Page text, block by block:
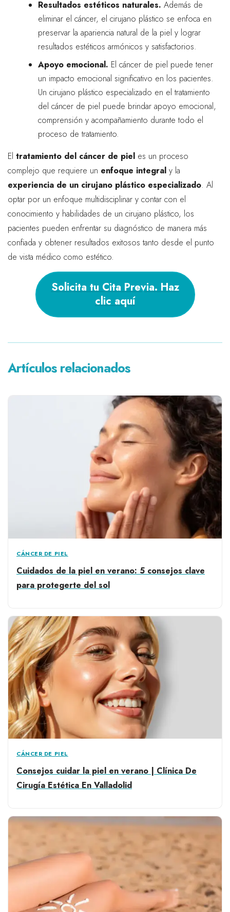
Resultados estéticos naturales. Además de
eliminar el cáncer, el cirujano plástico se enfoca en
preservar la apariencia natural de la piel y lograr
resultados estéticos armónicos y satisfactorios.
Apoyo emocional. El cáncer de piel puede tener
un impacto emocional significativo en los pacientes.
Un cirujano plástico especializado en el tratamiento
del cáncer de piel puede brindar apoyo emocional,
comprensión y acompañamiento durante todo el
proceso de tratamiento.
El tratamiento del cáncer de piel es un proceso
complejo que requiere un enfoque integral y la
experiencia de un cirujano plástico especializado. Al
optar por un enfoque multidisciplinar y contar con el
conocimiento y habilidades de un cirujano plástico, los
pacientes pueden enfrentar su diagnóstico de manera más
confiada y obtener resultados exitosos tanto desde el punto
de vista médico como estético.
Solicita tu Cita Previa. Haz
clic aquí
Artículos relacionados
CÁNCER DE PIEL
Cuidados de la piel en verano: 5 consejos clave
para protegerte del sol
CÁNCER DE PIEL
Consejos cuidar la piel en verano | Clínica De
Cirugía Estética En Valladolid